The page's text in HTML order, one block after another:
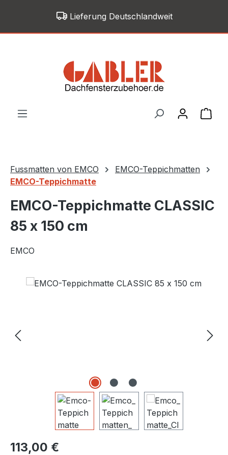
Zum Hauptinhalt springenLieferung Deutschlandweit
Fussmatten von EMCO
EMCO-Teppichmatten
EMCO-Teppichmatte
EMCO-Teppichmatte CLASSIC
85 x 150 cm
EMCO
Bildergalerie überspringen
Regulärer Preis:
113,00 €